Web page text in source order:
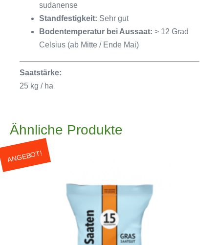
sudanense
Standfestigkeit: Sehr gut
Bodentemperatur bei Aussaat: > 12 Grad
Celsius (ab Mitte / Ende Mai)
Saatstärke:
25 kg / ha
Ähnliche Produkte
ANGEBOT!